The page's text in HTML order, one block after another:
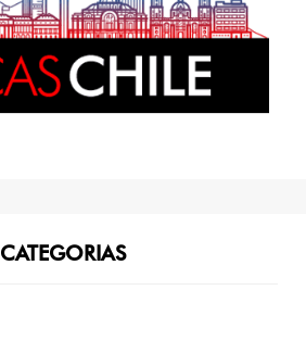
CATEGORIAS